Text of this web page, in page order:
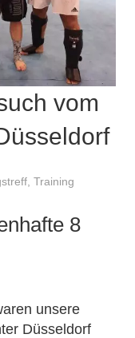
vom
, Training
8
unsere
Düsseldorf